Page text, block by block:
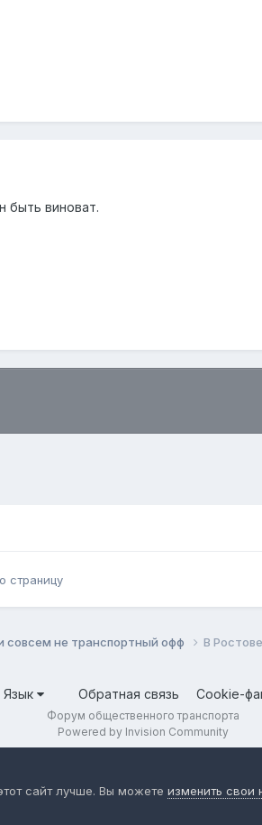
быть виноват.
страницу
совсем не транспортный офф В
Язык Обратная связь Cookie-
Форум общественного транспорта
Powered by Invision Community
сайт лучше. Вы можете изменить свои